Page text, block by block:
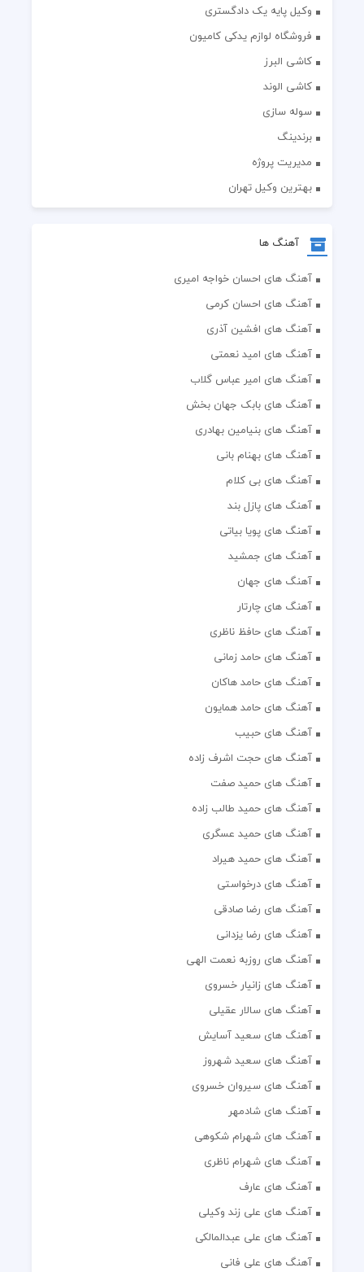
وکیل پایه یک دادگستری
فروشگاه لوازم یدکی کامیون
کاشی البرز
کاشی الوند
سوله سازی
برندینگ
مدیریت پروژه
بهترین وکیل تهران
آهنگ ها
آهنگ های احسان خواجه امیری
آهنگ های احسان کرمی
آهنگ های افشین آذری
آهنگ های امید نعمتی
آهنگ های امیر عباس گلاب
آهنگ های بابک جهان بخش
آهنگ های بنیامین بهادری
آهنگ های بهنام بانی
آهنگ های بی کلام
آهنگ های پازل بند
آهنگ های پویا بیاتی
آهنگ های جمشید
آهنگ های جهان
آهنگ های چارتار
آهنگ های حافظ ناظری
آهنگ های حامد زمانی
آهنگ های حامد هاکان
آهنگ های حامد همایون
آهنگ های حبیب
آهنگ های حجت اشرف زاده
آهنگ های حمید صفت
آهنگ های حمید طالب زاده
آهنگ های حمید عسگری
آهنگ های حمید هیراد
آهنگ های درخواستی
آهنگ های رضا صادقی
آهنگ های رضا یزدانی
آهنگ های روزبه نعمت الهی
آهنگ های زانیار خسروی
آهنگ های سالار عقیلی
آهنگ های سعید آسایش
آهنگ های سعید شهروز
آهنگ های سیروان خسروی
آهنگ های شادمهر
آهنگ های شهرام شکوهی
آهنگ های شهرام ناظری
آهنگ های عارف
آهنگ های علی زند وکیلی
آهنگ های علی عبدالمالکی
آهنگ های علی فانی